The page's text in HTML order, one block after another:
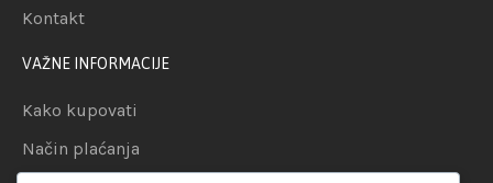
Kontakt
VAŽNE INFORMACIJE
Kako kupovati
Način plaćanja